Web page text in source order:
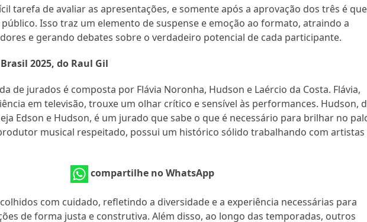
tarefa de avaliar as apresentações, e somente após a aprovação dos três é
Isso traz um elemento de suspense e emoção ao formato, atraindo a
e gerando debates sobre o verdadeiro potencial de cada participante.
2025, do Raul Gil
de jurados é composta por Flávia Noronha, Hudson e Laércio da Costa. Flávia,
em televisão, trouxe um olhar crítico e sensível às performances. Hudson,
Edson e Hudson, é um jurado que sabe o que é necessário para brilhar no
musical respeitado, possui um histórico sólido trabalhando com artistas
compartilhe no WhatsApp
com cuidado, refletindo a diversidade e a experiência necessárias para
de forma justa e construtiva. Além disso, ao longo das temporadas, outros